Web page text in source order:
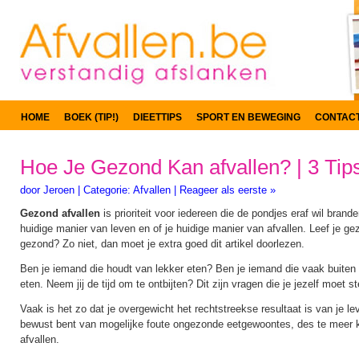
HOME BOEK (TIP!) DIEETTIPS SPORT EN BEWEGING
Hoe Je Gezond Kan afvallen? | 3
door Jeroen Categorie: Afvallen
Reageer als eerste »
Gezond afvallen is prioriteit voor iedereen die de pondjes eraf wil
huidige manier van leven en of je huidige manier van afvallen. Leef je
gezond? Zo niet, dan moet je extra goed dit artikel doorlezen.
Ben je iemand die houdt van lekker eten? Ben je iemand die vaak
eten. Neem jij de tijd om te ontbijten? Dit zijn vragen die je jezelf moet
Vaak is het zo dat je overgewicht het rechtstreekse resultaat is van je
bewust bent van mogelijke foute ongezonde eetgewoontes, des te meer
afvallen.